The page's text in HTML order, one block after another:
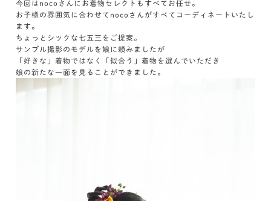
今回はnocoさんにお着物セレクトもすべてお任せ。
お子様の雰囲気に合わせてnocoさんがすべてコーディネートいたし
ます。
ちょっとシックな七五三をご提案。
サンプル撮影のモデルを娘に頼みましたが
「好きな」着物ではなく「似合う」着物を選んでいただき
娘の新たな一面を見ることができました。